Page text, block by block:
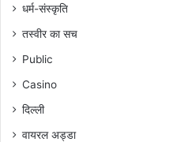
धर्म-संस्कृति
तस्वीर का सच
Public
Casino
दिल्ली
वायरल अड्डा